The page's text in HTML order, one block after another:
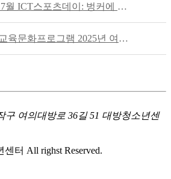
[공지] 7월 ICT스포츠데이: 벙커에 숨은 귀신을 찾아라!
[모집]교육문화프로그램 2025년 여름방학특강 및 8월 수강생 모집
구 여의대방로 36길 51 대방청소년센
터 All righst Reserved.